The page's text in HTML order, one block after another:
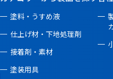
塗料・うすめ液
仕上げ材・下地処理剤
接着剤・素材
塗装用具